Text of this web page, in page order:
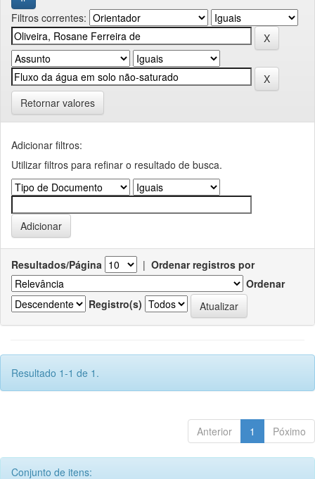
Filtros correntes:
Retornar valores
Adicionar filtros:
Utilizar filtros para refinar o resultado de busca.
Resultados/Página | Ordenar registros por
Ordenar
Registro(s)
Resultado 1-1 de 1.
Anterior 1 Póximo
Conjunto de itens: